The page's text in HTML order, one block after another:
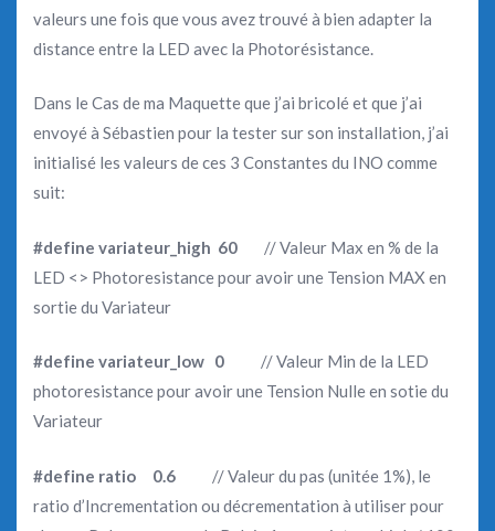
valeurs une fois que vous avez trouvé à bien adapter la
distance entre la LED avec la Photorésistance.
Dans le Cas de ma Maquette que j’ai bricolé et que j’ai
envoyé à Sébastien pour la tester sur son installation, j’ai
initialisé les valeurs de ces 3 Constantes du INO comme
suit:
#define variateur_high 60 // Valeur Max en % de la
LED <> Photoresistance pour avoir une Tension MAX en
sortie du Variateur
#define variateur_low 0
// Valeur Min de la LED
photoresistance pour avoir une Tension Nulle en sotie du
Variateur
#define ratio 0.6 // Valeur du pas (unitée 1%), le
ratio d’Incrementation ou décrementation à utiliser pour